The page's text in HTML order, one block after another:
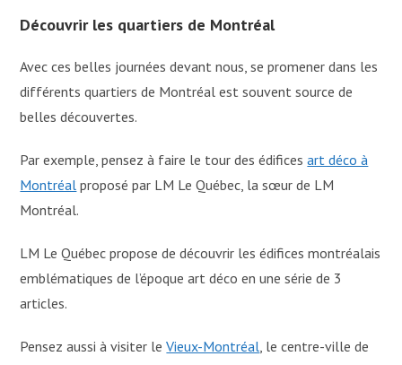
Découvrir les quartiers de Montréal
Avec ces belles journées devant nous, se promener dans les
différents quartiers de Montréal est souvent source de
belles découvertes.
Par exemple, pensez à faire le tour des édificesart déco à
Montréal proposé par LM Le Québec, la sœur de LM
Montréal.
LM Le Québec propose de découvrir les édifices montréalais
emblématiques de l’époque art déco en une série de 3
articles.
Pensez aussi à visiter leVieux-Montréal , le centre-ville de